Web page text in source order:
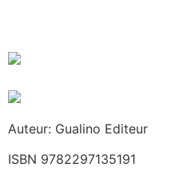
Auteur: Gualino Editeur
ISBN 9782297135191